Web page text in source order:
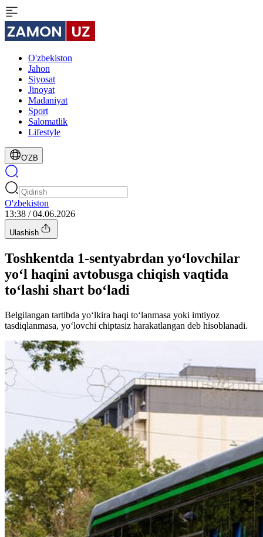
O'zbekiston
Jahon
Siyosat
Jinoyat
Madaniyat
Sport
Salomatlik
Lifestyle
O'ZB
O'zbekiston
13:38 / 04.06.2026
Ulashish
Toshkentda 1-sentyabrdan yo‘lovchilar
yo‘l haqini avtobusga chiqish vaqtida
to‘lashi shart bo‘ladi
Belgilangan tartibda yo‘lkira haqi to‘lanmasa yoki imtiyoz
tasdiqlanmasa, yo‘lovchi chiptasiz harakatlangan deb hisoblanadi.